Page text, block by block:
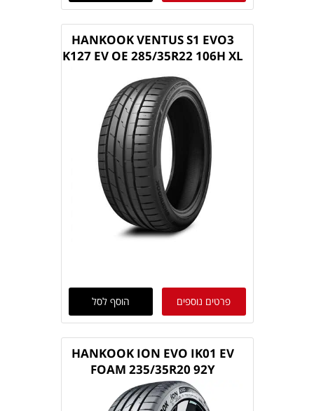
HANKOOK VENTUS S1 EVO3
K127 EV OE 285/35R22 106H XL
פרטים נוספים הוסף לסל
HANKOOK ION EVO IK01 EV
FOAM 235/35R20 92Y